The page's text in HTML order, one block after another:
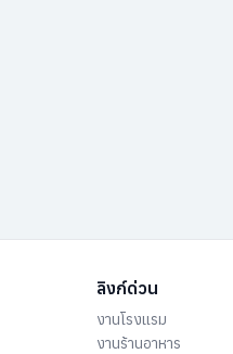
ลิงก์ด่วน
งานโรงแรม
งานร้านอาหาร